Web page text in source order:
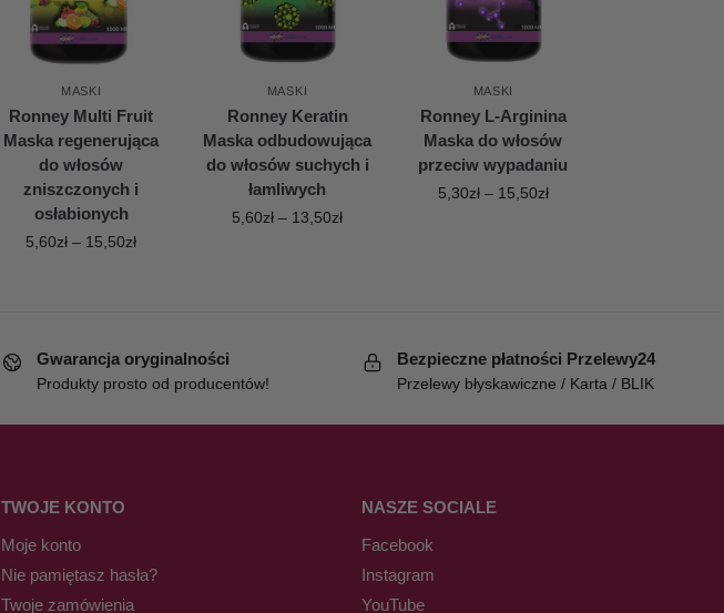
MASKI
Ronney Multi Fruit
Maska regenerująca
do włosów
zniszczonych i
osłabionych
5,60zł – 15,50zł
MASKI
Ronney Keratin
Maska odbudowująca
do włosów suchych i
łamliwych
5,60zł – 13,50zł
MASKI
Ronney L-Arginina
Maska do włosów
przeciw wypadaniu
5,30zł – 15,50zł
Gwarancja oryginalności
Produkty prosto od producentów!
Bezpieczne płatności Przelewy24
Przelewy błyskawiczne / Karta / BLIK
TWOJE KONTO
Moje konto
Nie pamiętasz hasła?
Twoje zamówienia
NASZE SOCIALE
Facebook
Instagram
YouTube